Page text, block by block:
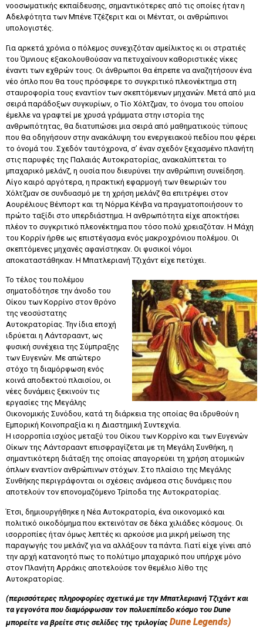
νοοσωματικής εκπαίδευσης, σημαντικότερες από τις οποίες ήταν η
Αδελφότητα των Μπένε Τζέζεριτ και οι Μέντατ, οι ανθρώπινοι
υπολογιστές.
Για αρκετά χρόνια ο πόλεμος συνεχιζόταν αμείλικτος κι οι στρατιές
του Όμνιους εξακολουθούσαν να πετυχαίνουν καθοριστικές νίκες
έναντι των εχθρών τους. Οι άνθρωποι θα έπρεπε να αναζητήσουν ένα
νέο όπλο που θα τους πρόσφερε το συγκριτικό πλεονέκτημα στη
σταυροφορία τους εναντίον των σκεπτόμενων μηχανών. Μετά από μια
σειρά παράδοξων συγκυρίων, ο Tίο Χόλτζμαν, το όνομα του οποίου
έμελλε να γραφτεί με χρυσά γράμματα στην ιστορία της
ανθρωπότητας, θα διατυπώσει μια σειρά από μαθηματικούς τύπους
που θα οδηγήσουν στην ανακάλυψη του ενεργειακού πεδίου που φέρει
το όνομά του. Σχεδόν ταυτόχρονα, σ’ έναν σχεδόν ξεχασμένο πλανήτη
στις παρυφές της Παλαιάς Αυτοκρατορίας, ανακαλύπτεται το
μπαχαρικό μελάνζ, η ουσία που διευρύνει την ανθρώπινη συνείδηση.
Λίγο καιρό αργότερα, η πρακτική εφαρμογή των θεωριών του
Χόλτζμαν σε συνδυασμό με τη χρήση μελάνζ θα επιτρέψει στον
Αουρέλιους Βένπορτ και τη Νόρμα Κένβα να πραγματοποιήσουν το
πρώτο ταξίδι στο υπερδιάστημα. Η ανθρωπότητα είχε αποκτήσει
πλέον το συγκριτικό πλεονέκτημα που τόσο πολύ χρειαζόταν. Η Μάχη
του Κορρίν ήρθε ως επιστέγασμα ενός μακροχρόνιου πολέμου. Οι
σκεπτόμενες μηχανές αφανίστηκαν. Οι φυσικοί νόμοι
αποκαταστάθηκαν. Η Μπατλεριανή Τζιχάντ είχε πετύχει.
Το τέλος του πολέμου
σηματοδότησε την άνοδο του
Οίκου των Κορρίνο στον θρόνο
της νεοσύστατης
Αυτοκρατορίας. Την ίδια εποχή
ιδρύεται η Λάντσρααντ, ως
φυσική συνέχεια της Σύμπραξης
των Ευγενών. Με απώτερο
στόχο τη διαμόρφωση ενός
κοινά αποδεκτού πλαισίου, οι
νέες δυνάμεις ξεκινούν τις
εργασίες της Μεγάλης
Οικονομικής Συνόδου, κατά τη διάρκεια της οποίας θα ιδρυθούν η
Εμπορική Κοινοπραξία κι η Διαστημική Συντεχνία.
Η ισορροπία ισχύος μεταξύ του Οίκου των Κορρίνο και των Ευγενών
Οίκων της Λάντσρααντ επισφραγίζεται με τη Μεγάλη Συνθήκη, η
σημαντικότερη διάταξη της οποίας απαγορεύει τη χρήση ατομικών
όπλων εναντίον ανθρώπινων στόχων. Στο πλαίσιο της Μεγάλης
Συνθήκης περιγράφονται οι σχέσεις ανάμεσα στις δυνάμεις που
αποτελούν τον επονομαζόμενο Τρίποδα της Αυτοκρατορίας.
Έτσι, δημιουργήθηκε η Νέα Αυτοκρατορία, ένα οικονομικό και
πολιτικό οικοδόμημα που εκτεινόταν σε δέκα χιλιάδες κόσμους. Οι
ισορροπίες ήταν όμως λεπτές κι αρκούσε μια μικρή μείωση της
παραγωγής του μελάνζ για να αλλάξουν τα πάντα. Γιατί είχε γίνει από
την αρχή κατανοητό πως το πολύτιμο μπαχαρικό που υπήρχε μόνο
στον Πλανήτη Αρράκις αποτελούσε τον θεμέλιο λίθο της
Αυτοκρατορίας.
(περισσότερες πληροφορίες σχετικά με την Μπατλεριανή Τζιχάντ και
τα γεγονότα που διαμόρφωσαν τον πολυεπίπεδο κόσμο του Dune
μπορείτε να βρείτε στις σελίδες της τριλογίας Dune Legends)